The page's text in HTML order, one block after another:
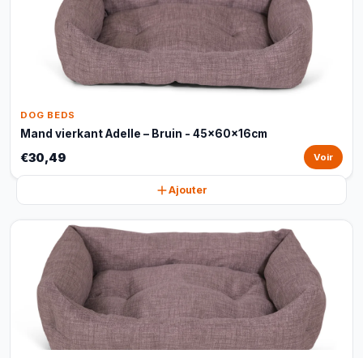
DOG BEDS
Mand vierkant Adelle – Bruin - 45x60x16cm
€30,49 Voir
Ajouter